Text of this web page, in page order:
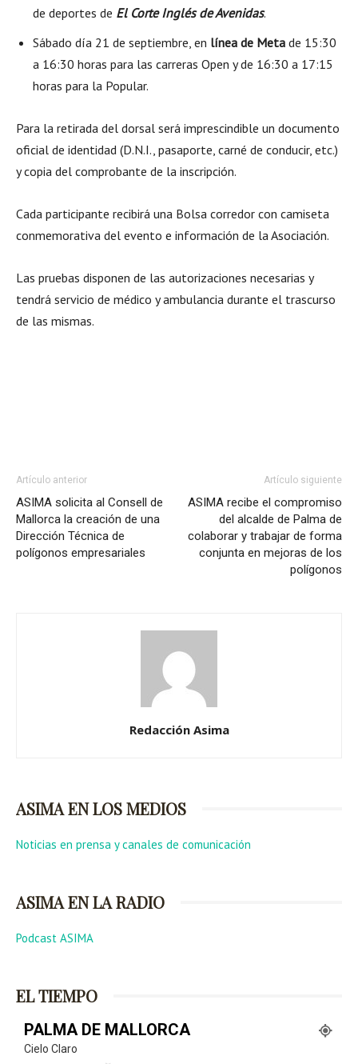
de deportes de El Corte Inglés de Avenidas.
Sábado día 21 de septiembre, en línea de Meta de 15:30
a 16:30 horas para las carreras Open y de 16:30 a 17:15
horas para la Popular.
Para la retirada del dorsal será imprescindible un documento
oficial de identidad (D.N.I., pasaporte, carné de conducir, etc.)
y copia del comprobante de la inscripción.
Cada participante recibirá una Bolsa corredor con camiseta
conmemorativa del evento e información de la Asociación.
Las pruebas disponen de las autorizaciones necesarias y
tendrá servicio de médico y ambulancia durante el trascurso
de las mismas.
Artículo anterior
ASIMA solicita al Consell de
Mallorca la creación de una
Dirección Técnica de
polígonos empresariales
Artículo siguiente
ASIMA recibe el compromiso
del alcalde de Palma de
colaborar y trabajar de forma
conjunta en mejoras de los
polígonos
Redacción Asima
ASIMA EN LOS MEDIOS
Noticias en prensa y canales de comunicación
ASIMA EN LA RADIO
Podcast ASIMA
EL TIEMPO
PALMA DE MALLORCA
Cielo Claro